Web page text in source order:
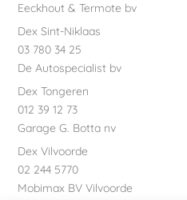
Eeckhout & Termote bv
Dex Sint-Niklaas
03 780 34 25
De Autospecialist bv
Dex Tongeren
012 39 12 73
Garage G. Botta nv
Dex Vilvoorde
02 244 5770
Mobimax BV Vilvoorde